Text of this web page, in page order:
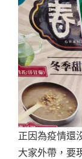
正因為疫情還
大家外帶，要